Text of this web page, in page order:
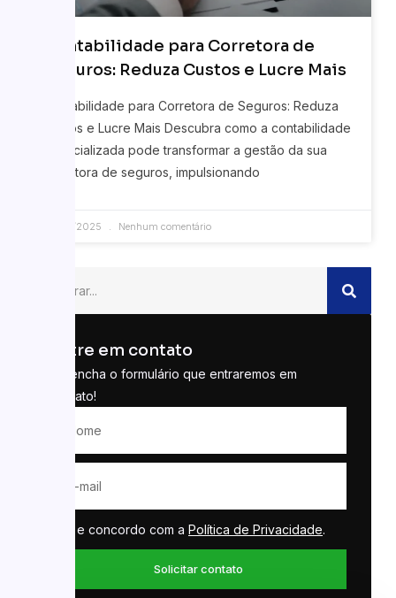
Contabilidade para Corretora de
Seguros: Reduza Custos e Lucre Mais
Contabilidade para Corretora de Seguros: Reduza
Custos e Lucre Mais Descubra como a contabilidade
especializada pode transformar a gestão da sua
corretora de seguros, impulsionando
07/04/2025 Nenhum comentário
Entre em contato
Preencha o formulário que entraremos em
contato!
Li e concordo com a Política de Privacidade.
Solicitar contato